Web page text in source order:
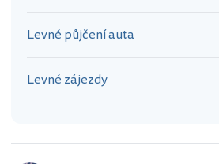
Levné půjčení auta
Levné zájezdy